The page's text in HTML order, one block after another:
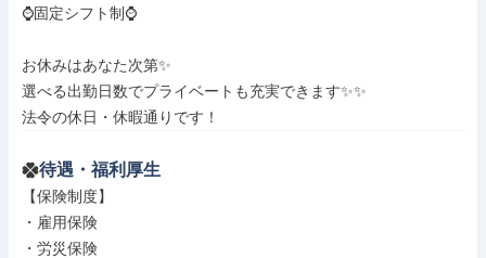
⌚️固定シフト制⌚️
お休みはあなた次第✨
選べる出勤日数でプライベートも充実できます✨✨
法令の休日・休暇通りです！
待遇・福利厚生
【保険制度】
・雇用保険
・労災保険